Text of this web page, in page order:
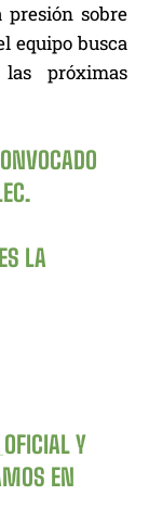
sobre
equipo busca
próximas
.
LA
Y
EN